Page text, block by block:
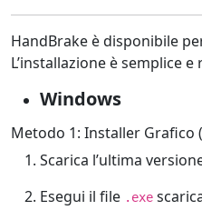
HandBrake è disponibile
L’installazione è semplice
Windows
Metodo 1: Installer Grafico
Scarica l’ultima
Esegui il file .exe